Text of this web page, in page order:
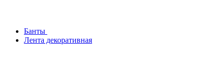
Банты
Лента декоративная